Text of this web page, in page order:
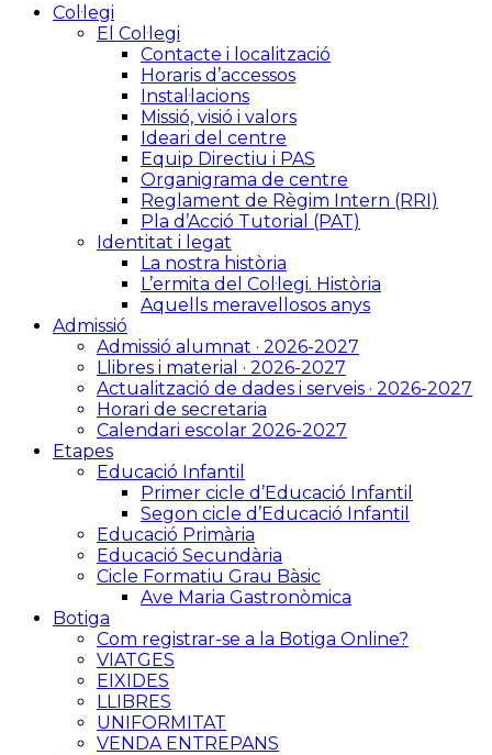
Col·legi
El Col·legi
Contacte i localització
Horaris d’accessos
Instal·lacions
Missió, visió i valors
Ideari del centre
Equip Directiu i PAS
Organigrama de centre
Reglament de Règim Intern (RRI)
Pla d’Acció Tutorial (PAT)
Identitat i legat
La nostra història
L’ermita del Col·legi. Història
Aquells meravellosos anys
Admissió
Admissió alumnat · 2026-2027
Llibres i material · 2026-2027
Actualització de dades i serveis · 2026-2027
Horari de secretaria
Calendari escolar 2026-2027
Etapes
Educació Infantil
Primer cicle d’Educació Infantil
Segon cicle d’Educació Infantil
Educació Primària
Educació Secundària
Cicle Formatiu Grau Bàsic
Ave Maria Gastronòmica
Botiga
Com registrar-se a la Botiga Online?
VIATGES
EIXIDES
LLIBRES
UNIFORMITAT
VENDA ENTREPANS